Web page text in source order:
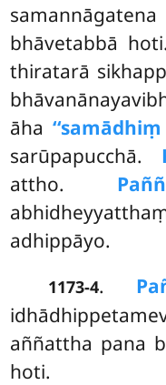
bhāvetabbā
thiratarā
āha‘‘samādhiṃ
sarūpapucchā.
attho.
adhippāyo.
1173-4.
aññattha pana